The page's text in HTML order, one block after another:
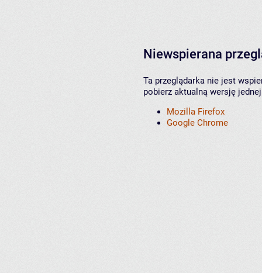
Niewspierana
Ta przeglądarka nie jest
pobierz aktualną wersję
Mozilla Firefox
Google Chrome